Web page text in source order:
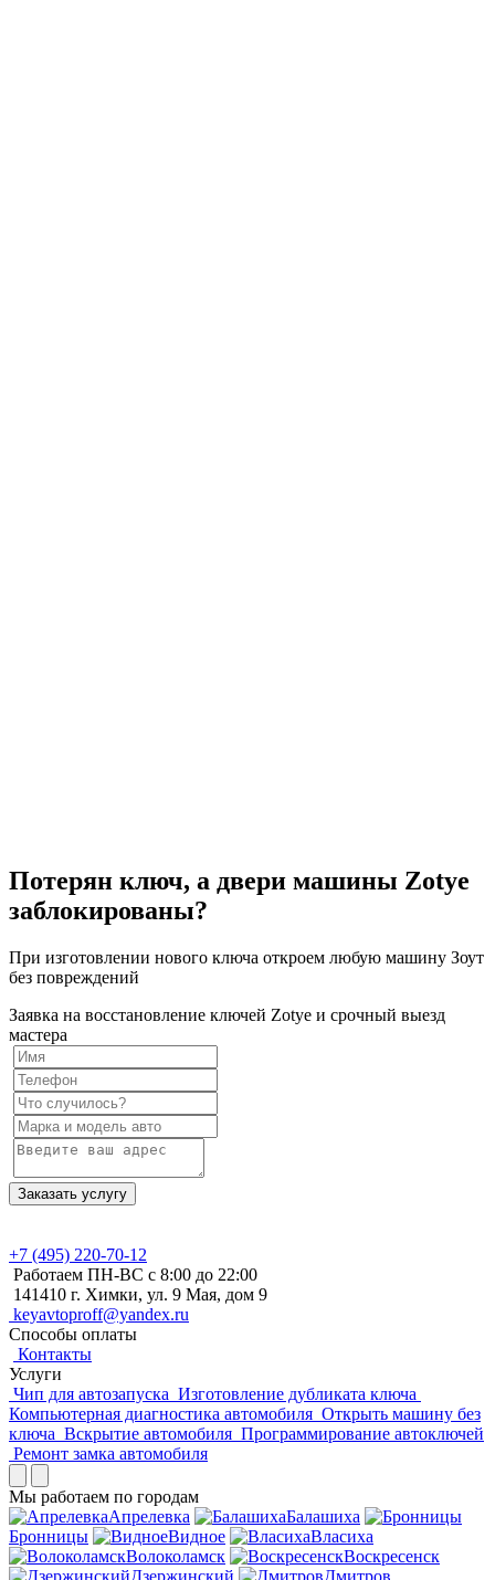
Потерян ключ, а двери машины Zotye
заблокированы?
При изготовлении нового ключа откроем любую машину Зоут
без повреждений
Заявка на восстановление ключей Zotye и срочный выезд
мастера
Заказать услугу
+7 (495) 220-70-12
Работаем ПН-ВС с 8:00 до 22:00
141410 г. Химки, ул. 9 Мая, дом 9
keyavtoproff@yandex.ru
Способы оплаты
Контакты
Услуги
Чип для автозапуска Изготовление дубликата ключа
Компьютерная диагностика автомобиля Открыть машину без
ключа Вскрытие автомобиля Программирование автоключей
Ремонт замка автомобиля
Мы работаем по городам
Апрелевка
Балашиха
Бронницы
Видное
Власиха
Волоколамск
Воскресенск